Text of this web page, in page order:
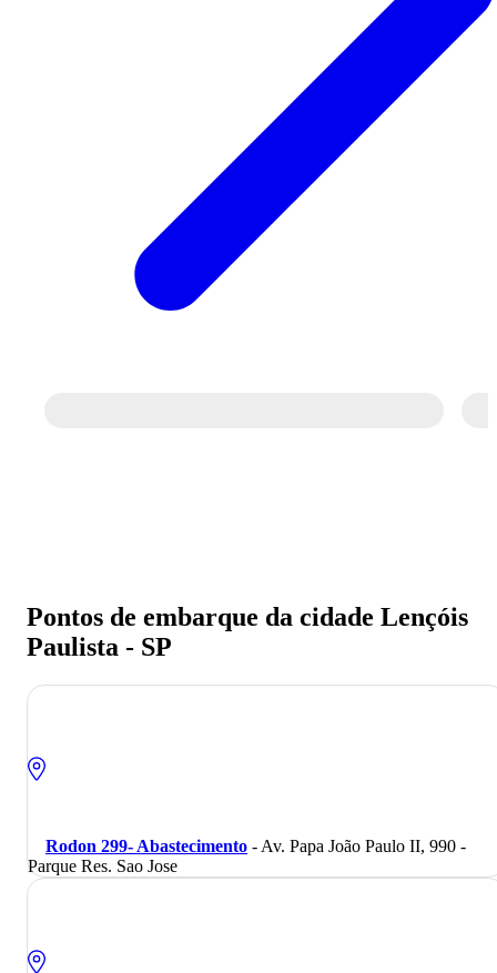
Pontos de embarque da cidade Lençóis
Paulista - SP
Rodon 299- Abastecimento - Av. Papa João Paulo II, 990 -
Parque Res. Sao Jose